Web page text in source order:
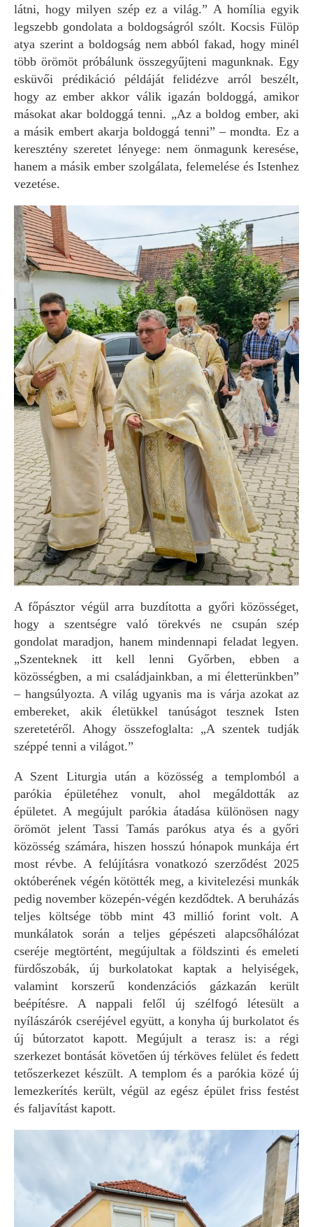
látni, hogy milyen szép ez a világ.” A homília egyik
legszebb gondolata a boldogságról szólt. Kocsis Fülöp
atya szerint a boldogság nem abból fakad, hogy minél
több örömöt próbálunk összegyűjteni magunknak. Egy
esküvői prédikáció példáját felidézve arról beszélt,
hogy az ember akkor válik igazán boldoggá, amikor
másokat akar boldoggá tenni. „Az a boldog ember, aki
a másik embert akarja boldoggá tenni” – mondta. Ez a
keresztény szeretet lényege: nem önmagunk keresése,
hanem a másik ember szolgálata, felemelése és Istenhez
vezetése.
A főpásztor végül arra buzdította a győri közösséget,
hogy a szentségre való törekvés ne csupán szép
gondolat maradjon, hanem mindennapi feladat legyen.
„Szenteknek itt kell lenni Győrben, ebben a
közösségben, a mi családjainkban, a mi életterünkben”
– hangsúlyozta. A világ ugyanis ma is várja azokat az
embereket, akik életükkel tanúságot tesznek Isten
szeretetéről. Ahogy összefoglalta: „A szentek tudják
széppé tenni a világot.”
A Szent Liturgia után a közösség a templomból a
parókia épületéhez vonult, ahol megáldották az
épületet. A megújult parókia átadása különösen nagy
örömöt jelent Tassi Tamás parókus atya és a győri
közösség számára, hiszen hosszú hónapok munkája ért
most révbe. A felújításra vonatkozó szerződést 2025
októberének végén kötötték meg, a kivitelezési munkák
pedig november közepén-végén kezdődtek. A beruházás
teljes költsége több mint 43 millió forint volt. A
munkálatok során a teljes gépészeti alapcsőhálózat
cseréje megtörtént, megújultak a földszinti és emeleti
fürdőszobák, új burkolatokat kaptak a helyiségek,
valamint korszerű kondenzációs gázkazán került
beépítésre. A nappali felől új szélfogó létesült a
nyílászárók cseréjével együtt, a konyha új burkolatot és
új bútorzatot kapott. Megújult a terasz is: a régi
szerkezet bontását követően új térköves felület és fedett
tetőszerkezet készült. A templom és a parókia közé új
lemezkerítés került, végül az egész épület friss festést
és faljavítást kapott.